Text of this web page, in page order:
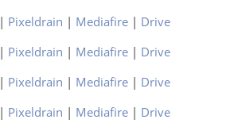
| Pixeldrain | Mediafire | Drive
| Pixeldrain | Mediafire | Drive
| Pixeldrain | Mediafire | Drive
| Pixeldrain | Mediafire | Drive